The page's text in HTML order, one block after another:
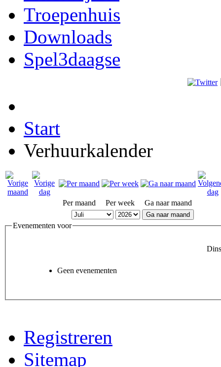
Troepenhuis
Downloads
Spel3daagse
Start
Verhuurkalender
Per maand Per week Ga naar maand
Ga naar maand
Evenementen voor
Geen evenementen
Registreren
Sitemap